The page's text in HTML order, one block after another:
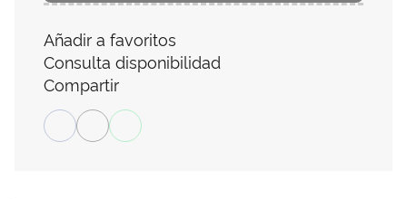
Añadir a favoritos
Consulta disponibilidad
Compartir